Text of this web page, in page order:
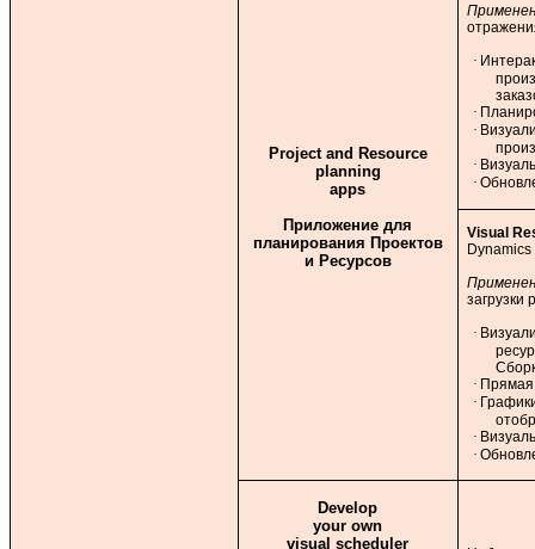
Project and Resource
planning
apps
Приложение для
планирования Проектов
и Ресурсов
·
·
·
·
·
Visual
загрузки
·
· Прямая
·
·
·
Develop
your own
visual scheduler